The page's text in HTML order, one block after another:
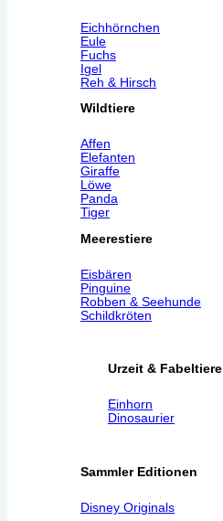
Eichhörnchen
Eule
Fuchs
Igel
Reh & Hirsch
Wildtiere
Affen
Elefanten
Giraffe
Löwe
Panda
Tiger
Meerestiere
Eisbären
Pinguine
Robben & Seehunde
Schildkröten
Urzeit & Fabeltiere
Einhorn
Dinosaurier
Sammler Editionen
Disney Originals